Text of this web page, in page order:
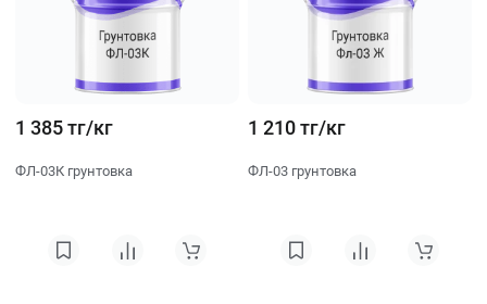
1 385 тг/кг
ФЛ-03К грунтовка
1 210 тг/кг
ФЛ-03 грунтовка